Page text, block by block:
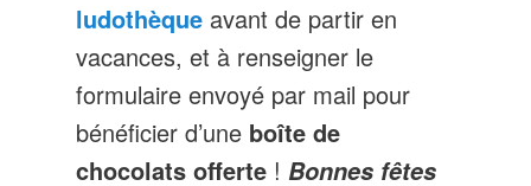
ludothèque avant de partir en
vacances, et à renseigner le
formulaire envoyé par mail pour
bénéficier d’une boîte de
chocolats offerte ! Bonnes fêtes